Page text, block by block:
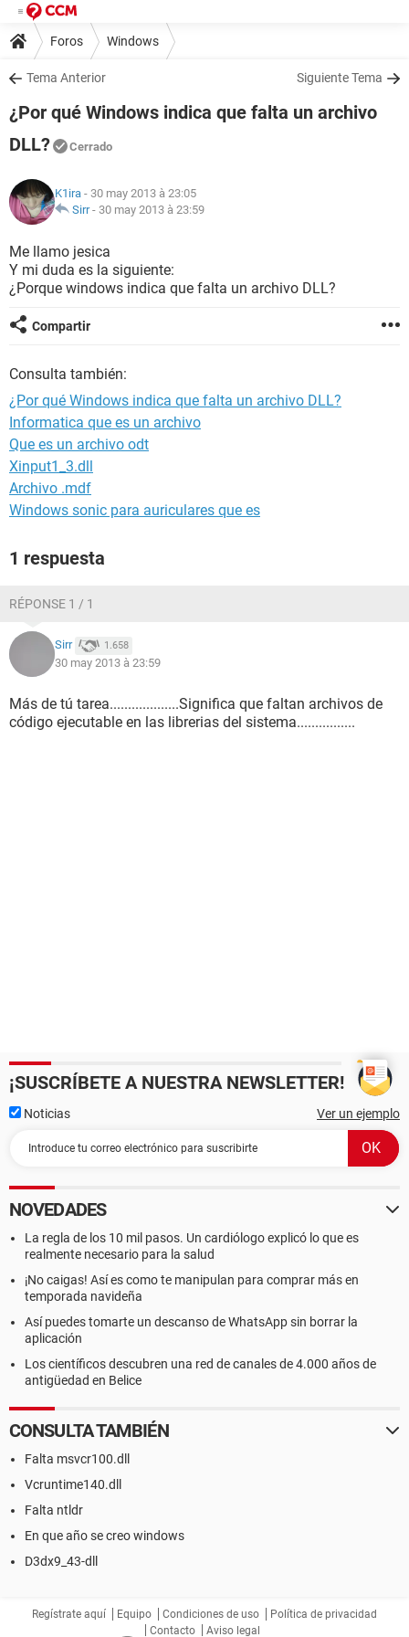
Foros Windows
Tema Anterior Siguiente Tema
¿Por qué Windows indica que falta un archivo
DLL?
Cerrado
K1ira - 30 may 2013 à 23:05
Sirr- 30 may 2013 à 23:59
Me llamo jesica
Y mi duda es la siguiente:
¿Porque windows indica que falta un archivo DLL?
Compartir
Consulta también:
¿Por qué Windows indica que falta un archivo DLL?
Informatica que es un archivo
Que es un archivo odt
Xinput1_3.dll
Archivo .mdf
Windows sonic para auriculares que es
1 respuesta
RÉPONSE 1 / 1
Sirr 1.658
30 may 2013 à 23:59
Más de tú tarea...................Significa que faltan archivos de
código ejecutable en las librerias del sistema................
¡SUSCRÍBETE A NUESTRA NEWSLETTER!
Noticias Ver un ejemplo
NOVEDADES
La regla de los 10 mil pasos. Un cardiólogo explicó lo que es
realmente necesario para la salud
¡No caigas! Así es como te manipulan para comprar más en
temporada navideña
Así puedes tomarte un descanso de WhatsApp sin borrar la
aplicación
Los científicos descubren una red de canales de 4.000 años de
antigüedad en Belice
CONSULTA TAMBIÉN
Falta msvcr100.dll
Vcruntime140.dll
Falta ntldr
En que año se creo windows
D3dx9_43-dll
Regístrate aquí Equipo Condiciones de uso
Política de privacidad
Contacto
Aviso legal